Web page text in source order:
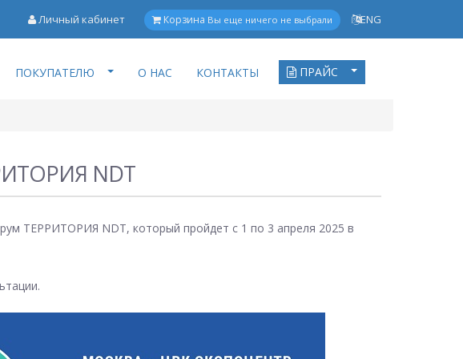
Личный кабинет Корзина Вы еще ничего не выбрали ENG
ПОКУПАТЕЛЮ О НАС КОНТАКТЫ ПРАЙС
NDT
ТЕРРИТОРИЯ NDT, который пройдет с 1 по 3 апреля 2025 в